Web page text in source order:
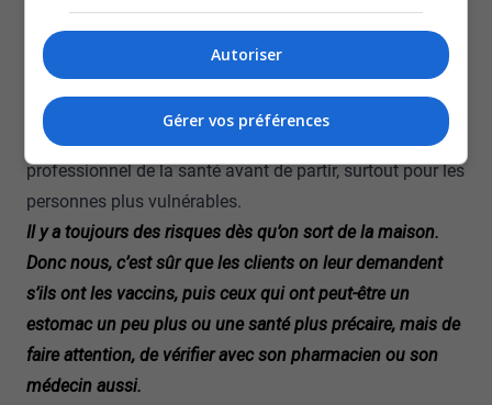
même été de nouveau malades.
Chez Voyage Inspirations, on rappelle l’importance de
bien se préparer avant un voyage et de prendre des
précautions sanitaires adaptées à sa destination. Il est
conseillé de vérifier ses vaccins et de consulter un
professionnel de la santé avant de partir, surtout pour les
personnes plus vulnérables.
Il y a toujours des risques dès qu’on sort de la maison.
Donc nous, c’est sûr que les clients on leur demandent
s’ils ont les vaccins, puis ceux qui ont peut-être un
estomac un peu plus ou une santé plus précaire, mais de
faire attention, de vérifier avec son pharmacien ou son
médecin aussi.
Autoriser
Gérer vos préférences